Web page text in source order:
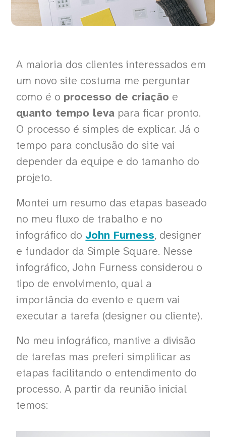
A maioria dos clientes interessados em
um novo site costuma me perguntar
como é o processo de criação e
quanto tempo leva para ficar pronto.
O processo é simples de explicar. Já o
tempo para conclusão do site vai
depender da equipe e do tamanho do
projeto.
Montei um resumo das etapas baseado
no meu fluxo de trabalho e no
infográfico doJohn Furness, designer
e fundador da Simple Square. Nesse
infográfico, John Furness considerou o
tipo de envolvimento, qual a
importância do evento e quem vai
executar a tarefa (designer ou cliente).
No meu infográfico, mantive a divisão
de tarefas mas preferi simplificar as
etapas facilitando o entendimento do
processo. A partir da reunião inicial
temos: